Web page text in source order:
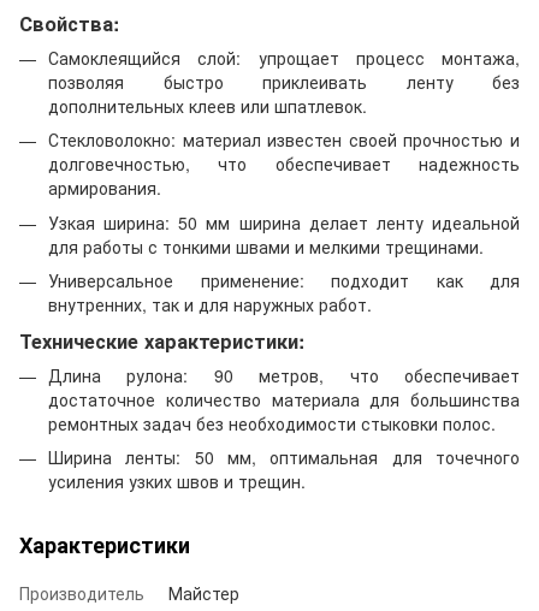
Свойства:
Самоклеящийся слой: упрощает процесс монтажа,
позволяя быстро приклеивать ленту без
дополнительных клеев или шпатлевок.
Стекловолокно: материал известен своей прочностью и
долговечностью, что обеспечивает надежность
армирования.
Узкая ширина: 50 мм ширина делает ленту идеальной
для работы с тонкими швами и мелкими трещинами.
Универсальное применение: подходит как для
внутренних, так и для наружных работ.
Технические характеристики:
Длина рулона: 90 метров, что обеспечивает
достаточное количество материала для большинства
ремонтных задач без необходимости стыковки полос.
Ширина ленты: 50 мм, оптимальная для точечного
усиления узких швов и трещин.
Характеристики
Производитель
Майстер